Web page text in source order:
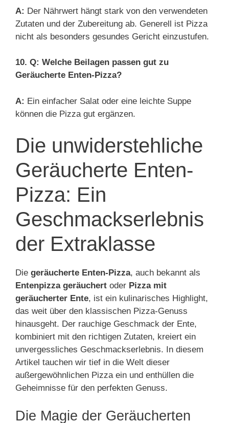
A: Der Nährwert hängt stark von den verwendeten
Zutaten und der Zubereitung ab. Generell ist Pizza
nicht als besonders gesundes Gericht einzustufen.
10. Q: Welche Beilagen passen gut zu
Geräucherte Enten-Pizza?
A: Ein einfacher Salat oder eine leichte Suppe
können die Pizza gut ergänzen.
Die unwiderstehliche
Geräucherte Enten-
Pizza: Ein
Geschmackserlebnis
der Extraklasse
Die geräucherte Enten-Pizza, auch bekannt als
Entenpizza geräuchert oder Pizza mit
geräucherter Ente, ist ein kulinarisches Highlight,
das weit über den klassischen Pizza-Genuss
hinausgeht. Der rauchige Geschmack der Ente,
kombiniert mit den richtigen Zutaten, kreiert ein
unvergessliches Geschmackserlebnis. In diesem
Artikel tauchen wir tief in die Welt dieser
außergewöhnlichen Pizza ein und enthüllen die
Geheimnisse für den perfekten Genuss.
Die Magie der Geräucherten